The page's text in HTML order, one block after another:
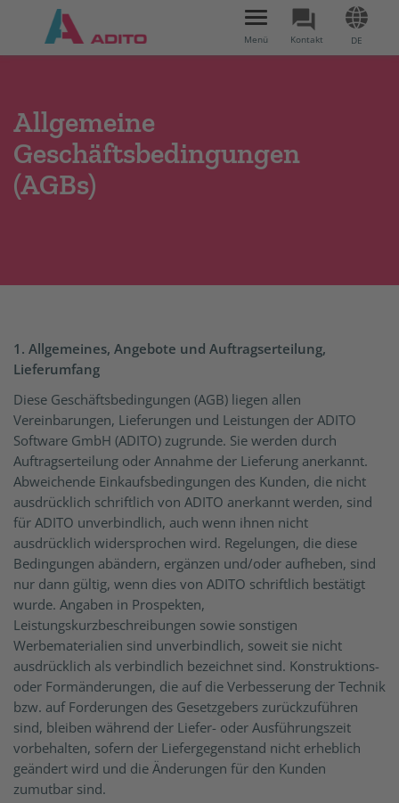
DE
Kontakt
Toggle
navigation
Menü
Allgemeine
Geschäftsbedingungen
(AGBs)
1. Allgemeines, Angebote und Auftragserteilung,
Lieferumfang
Diese Geschäftsbedingungen (AGB) liegen allen
Vereinbarungen, Lieferungen und Leistungen der ADITO
Software GmbH (ADITO) zugrunde. Sie werden durch
Auftragserteilung oder Annahme der Lieferung anerkannt.
Abweichende Einkaufsbedingungen des Kunden, die nicht
ausdrücklich schriftlich von ADITO anerkannt werden, sind
für ADITO unverbindlich, auch wenn ihnen nicht
ausdrücklich widersprochen wird. Regelungen, die diese
Bedingungen abändern, ergänzen und/oder aufheben, sind
nur dann gültig, wenn dies von ADITO schriftlich bestätigt
wurde. Angaben in Prospekten,
Leistungskurzbeschreibungen sowie sonstigen
Werbematerialien sind unverbindlich, soweit sie nicht
ausdrücklich als verbindlich bezeichnet sind. Konstruktions-
oder Formänderungen, die auf die Verbesserung der Technik
bzw. auf Forderungen des Gesetzgebers zurückzuführen
sind, bleiben während der Liefer- oder Ausführungszeit
vorbehalten, sofern der Liefergegenstand nicht erheblich
geändert wird und die Änderungen für den Kunden
zumutbar sind.